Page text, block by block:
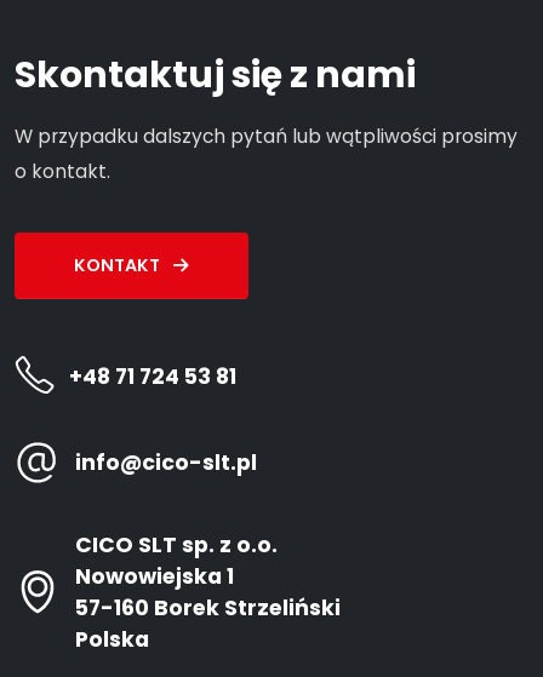
Skontaktuj się z nami
W przypadku dalszych pytań lub wątpliwości prosimy
o kontakt.
KONTAKT
+48 71 724 53 81
info@cico-slt.pl
CICO SLT sp. z o.o.
Nowowiejska 1
57-160 Borek Strzeliński
Polska